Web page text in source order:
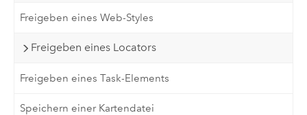
Freigeben eines Web-Styles
Freigeben eines Locators
Freigeben eines Task-Elements
Speichern einer Kartendatei